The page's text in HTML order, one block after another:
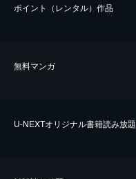
ポイント（レンタル）作品
無料マンガ
U-NEXTオリジナル書籍読み放題